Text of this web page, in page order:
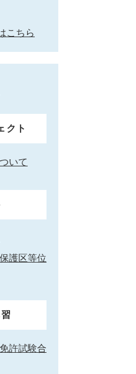
こちら
クト
いて
護区等位
許試験合